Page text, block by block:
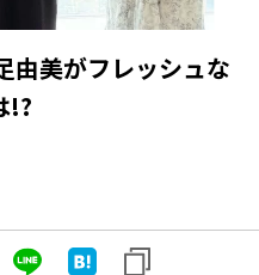
由美がフレッシュな
!?